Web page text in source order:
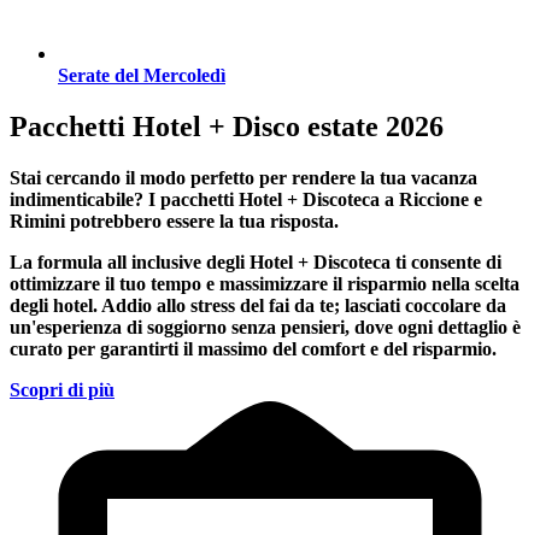
Serate del Mercoledì
Pacchetti Hotel + Disco estate 2026
Stai cercando il modo perfetto per rendere la tua vacanza
indimenticabile? I pacchetti Hotel + Discoteca a Riccione e
Rimini potrebbero essere la tua risposta.
La formula all inclusive degli Hotel + Discoteca ti consente di
ottimizzare il tuo tempo e massimizzare il risparmio nella scelta
degli hotel. Addio allo stress del fai da te; lasciati coccolare da
un'esperienza di soggiorno senza pensieri, dove ogni dettaglio è
curato per garantirti il massimo del comfort e del risparmio.
Scopri di più